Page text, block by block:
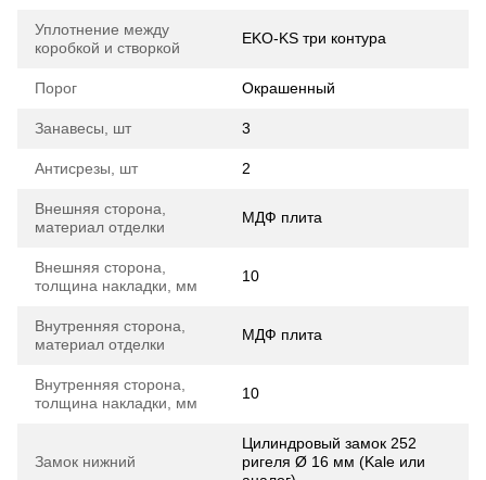
Уплотнение между
коробкой и створкой
EKO-KS три контура
Порог Окрашенный
Занавесы, шт 3
Антисрезы, шт 2
Внешняя сторона,
материал отделки
МДФ плита
Внешняя сторона,
толщина накладки, мм
10
Внутренняя сторона,
материал отделки
МДФ плита
Внутренняя сторона,
толщина накладки, мм
10
Замок нижний
Цилиндровый замок 252
ригеля Ø 16 мм (Kale или